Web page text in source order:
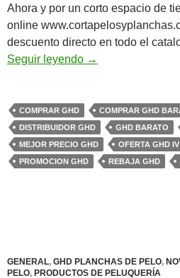
Ahora y por un corto espacio de
online
descuento directo en todo el
Seguir leyendo 30€ Descuento
→
COMPRAR GHD COMPRAR GHD
DISTRIBUIDOR GHD
GHD BARATO
MEJOR PRECIO GHD
OFERTA GHD IV
PROMOCION GHD
REBAJA GHD
GENERAL, GHD PLANCHAS DE PELO,
PELO, PRODUCTOS DE PELUQUERÍA